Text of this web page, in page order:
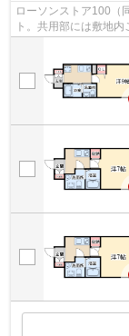
ローソンストア100（
ト。共用部には敷地